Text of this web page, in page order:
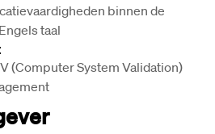
binnen de
taal
(Computer System Validation)